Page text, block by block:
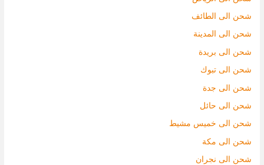
شحن الى الطائف
شحن الى المدينة
شحن الى بريدة
شحن الى تبوك
شحن الى جدة
شحن الى حائل
شحن الى خميس مشيط
شحن الى مكة
شحن الى نجران